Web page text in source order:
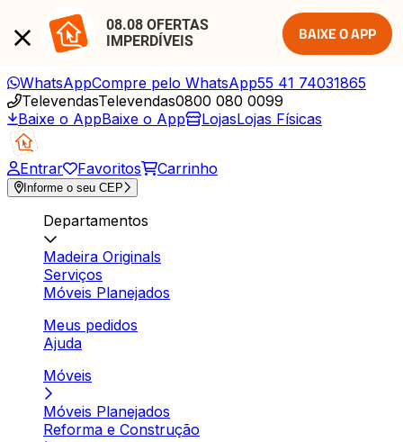
08.08 OFERTAS
IMPERDÍVEIS
BAIXE O APP
WhatsAppCompre pelo WhatsApp55 41 74031865
TelevendasTelevendas0800 080 0099
Baixe o AppBaixe o App LojasLojas Físicas
Entrar Favoritos Carrinho
Informe o seu CEP
Departamentos
Madeira Originals
Serviços
Móveis Planejados
Meus pedidos
Ajuda
Móveis
Móveis Planejados
Reforma e Construção